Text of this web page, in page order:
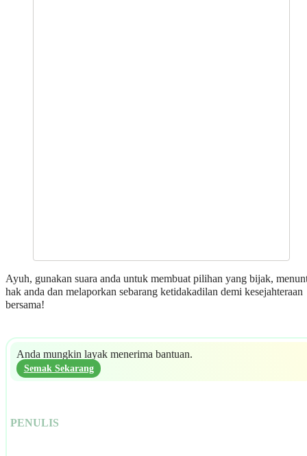
Ayuh, gunakan suara anda untuk membuat pilihan yang bijak,
hak anda dan melaporkan sebarang ketidakadilan demi kesejahteraan
bersama!
Anda mungkin layak menerima bantuan.
Semak Sekarang
PENULIS